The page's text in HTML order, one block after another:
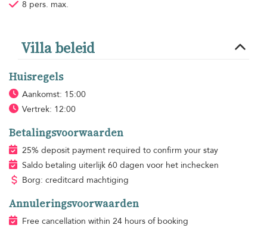
8 pers. max.
Villa beleid
Huisregels
Aankomst: 15:00
Vertrek: 12:00
Betalingsvoorwaarden
25% deposit payment required to confirm your stay
Saldo betaling uiterlijk 60 dagen voor het inchecken
Borg: creditcard machtiging
Annuleringsvoorwaarden
Free cancellation within 24 hours of booking